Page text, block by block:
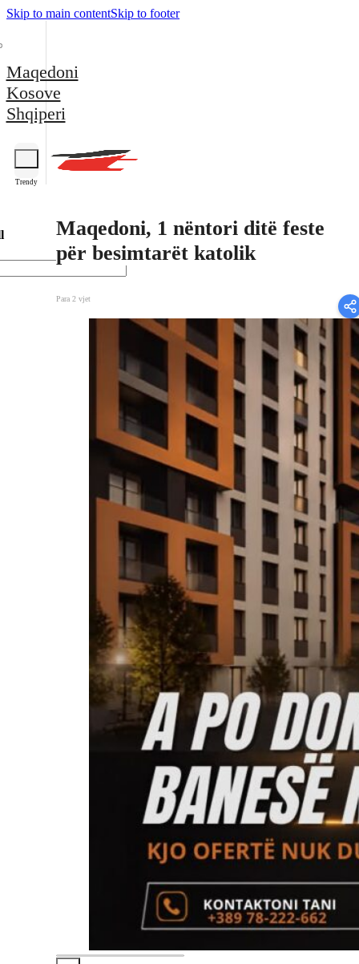
Skip to main contentSkip to footer
Maqedoni
Kosove
Shqiperi
Trendy
Maqedoni, 1 nëntori ditë feste
për besimtarët katolik
Para 2 vjet